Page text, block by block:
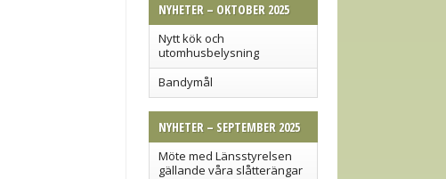
NYHETER – OKTOBER 2025
Nytt kök och
utomhusbelysning
Bandymål
NYHETER – SEPTEMBER 2025
Möte med Länsstyrelsen
gällande våra slåtterängar